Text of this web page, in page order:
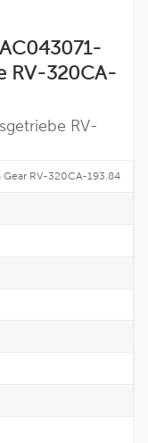
RV-320CA-
RV-
RV-320CA-193.84